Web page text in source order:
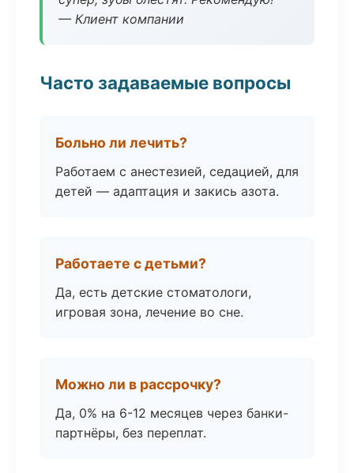
— Клиент компании
Часто задаваемые вопросы
Больно ли лечить?
Работаем с анестезией, седацией, для
детей — адаптация и закись азота.
Работаете с детьми?
Да, есть детские стоматологи,
игровая зона, лечение во сне.
Можно ли в рассрочку?
Да, 0% на 6-12 месяцев через банки-
партнёры, без переплат.